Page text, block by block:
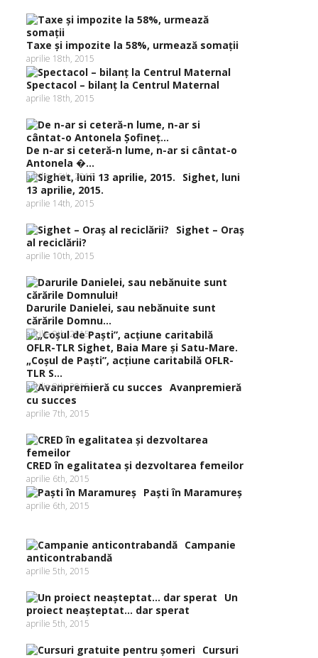
Taxe şi impozite la 58%, urmează somaţii
aprilie 18th, 2015
Spectacol – bilanţ la Centrul Maternal
aprilie 18th, 2015
De n-ar si ceteră-n lume, n-ar si cântat-o
Antonela �...
aprilie 16th, 2015
Sighet, luni
13 aprilie, 2015.
aprilie 14th, 2015
Sighet – Oraş
al reciclării?
aprilie 10th, 2015
Darurile Danielei, sau nebănuite sunt
cărările Domnu...
aprilie 9th, 2015
„Coşul de Paşti”, acţiune caritabilă OFLR-
TLR S...
aprilie 8th, 2015
Avanpremieră
cu succes
aprilie 7th, 2015
CRED în egalitatea şi dezvoltarea femeilor
aprilie 6th, 2015
Paşti în Maramureş
aprilie 6th, 2015
Campanie
anticontrabandă
aprilie 5th, 2015
Un
proiect neaşteptat… dar sperat
aprilie 5th, 2015
Cursuri